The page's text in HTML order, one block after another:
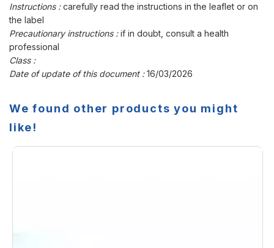
Instructions :carefully read the instructions in the leaflet or on
the label
Precautionary instructions :if in doubt, consult a health
professional
Class :
Date of update of this document :16/03/2026
We found other products you might
like!